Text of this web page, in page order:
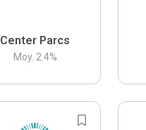
Center Parcs
Moy. 2.4%